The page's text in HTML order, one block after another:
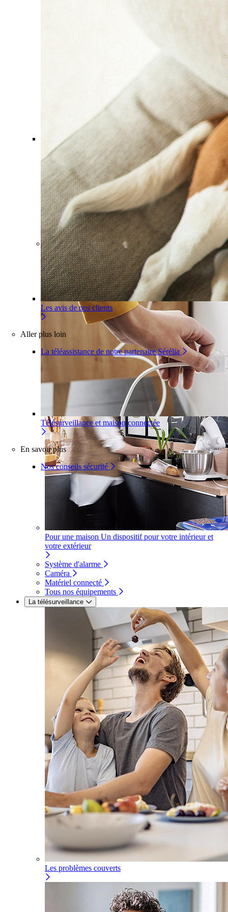
Comment ça marche ?
Télésurveillance et maison connectée
En savoir plus
Nos conseils sécurité
Les avis de nos clients
Aller plus loin
La téléassistance de notre partenaire Sérélia
Pour un appartement Une installation adaptée à votre
intérieur
Pour une maison Un dispositif pour votre intérieur et
votre extérieur
Système d'alarme
Caméra
Matériel connecté
Tous nos équipements
La télésurveillance
Les problèmes couverts